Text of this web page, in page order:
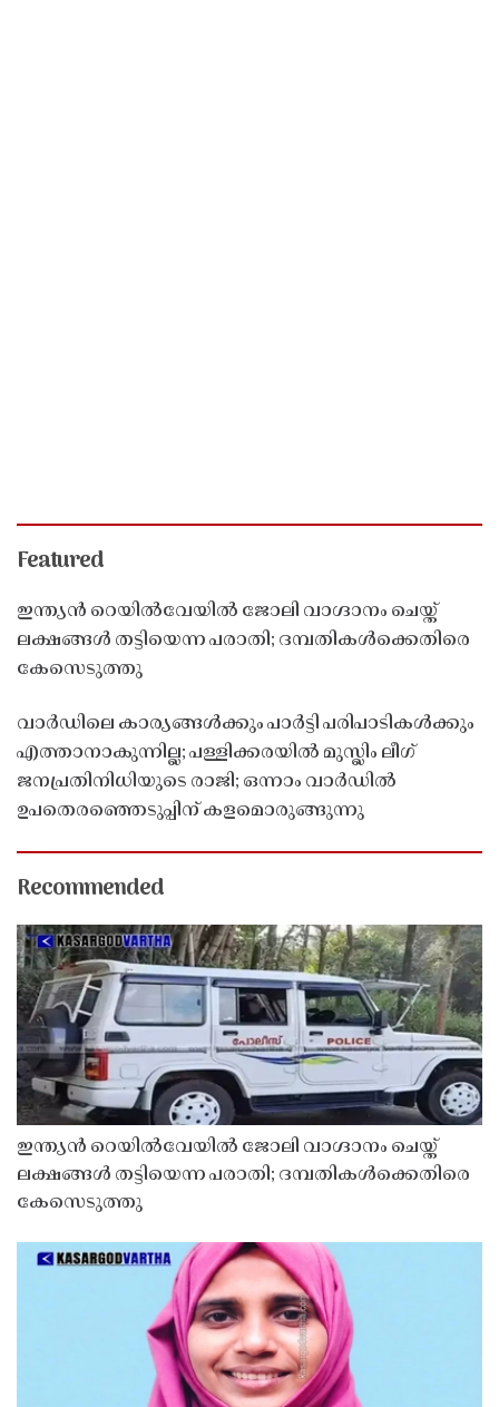
Featured
ഇന്ത്യൻ റെയിൽവേയിൽ ജോലി വാഗ്ദാനം ചെയ്ത്
ലക്ഷങ്ങൾ തട്ടിയെന്ന പരാതി; ദമ്പതികൾക്കെതിരെ
കേസെടുത്തു
വാർഡിലെ കാര്യങ്ങൾക്കും പാർട്ടി പരിപാടികൾക്കും
എത്താനാകുന്നില്ല; പള്ളിക്കരയിൽ മുസ്ലിം ലീഗ്
ജനപ്രതിനിധിയുടെ രാജി; ഒന്നാം വാർഡിൽ
ഉപതെരഞ്ഞെടുപ്പിന് കളമൊരുങ്ങുന്നു
Recommended
ഇന്ത്യൻ റെയിൽവേയിൽ ജോലി വാഗ്ദാനം ചെയ്ത്
ലക്ഷങ്ങൾ തട്ടിയെന്ന പരാതി; ദമ്പതികൾക്കെതിരെ
കേസെടുത്തു